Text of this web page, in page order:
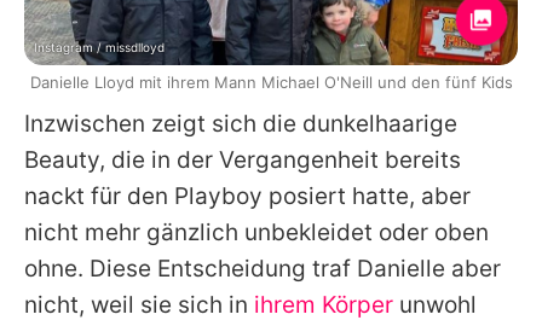
Inzwischen zeigt sich die dunkelhaarige
Beauty, die in der Vergangenheit bereits
nackt für den Playboy posiert hatte, aber
nicht mehr gänzlich unbekleidet oder oben
ohne. Diese Entscheidung traf Danielle aber
nicht, weil sie sich in ihrem Körper unwohl
Instagram / missdlloyd
Danielle Lloyd mit ihrem Mann Michael O'Neill und den fünf Kids